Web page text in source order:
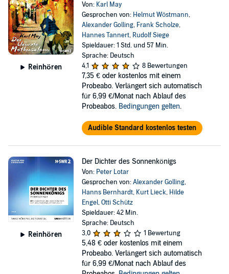
Reinhören
Von: Karl May
Gesprochen von: Helmut Wöstmann,
Alexander Golling, Frank Scholze,
Hannes Tannert, Rudolf Siege
Spieldauer: 1 Std. und 57 Min.
Sprache: Deutsch
4,1
8 Bewertungen
7,35 € oder kostenlos mit einem
Probeabo. Verlängert sich automatisch
für 6,99 €/Monat nach Ablauf des
Probeabos. Bedingungen gelten.
Audible Standard kostenlos testen
Reinhören
Der Dichter des Sonnenkönigs
Von: Peter Lotar
Gesprochen von:Alexander Golling,
Hanns Bernhardt, Kurt Lieck, Hilde
Engel,Otti Schütz
Spieldauer: 42 Min.
Sprache: Deutsch
3,0
1 Bewertung
5,48 € oder kostenlos mit einem
Probeabo. Verlängert sich automatisch
für 6,99 €/Monat nach Ablauf des